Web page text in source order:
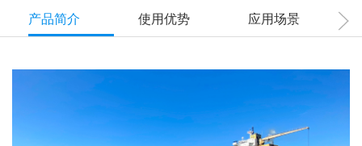
产品简介 使用优势 应用场景